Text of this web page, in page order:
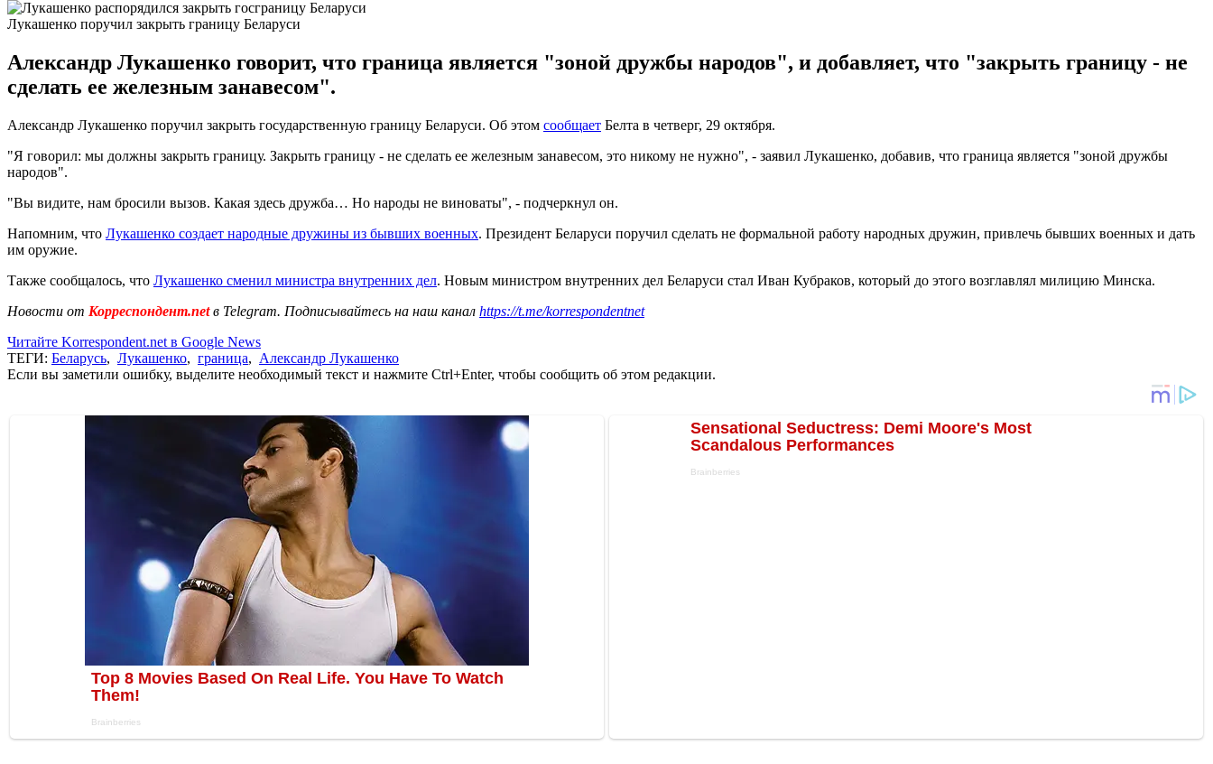
Лукашенко поручил закрыть границу Беларуси
Александр Лукашенко говорит, что граница является "зоной дружбы народов", и добавляет, что "закрыть границу - не
сделать ее железным занавесом".
Александр Лукашенко поручил закрыть государственную границу Беларуси. Об этом сообщает Белта в четверг, 29 октября.
"Я говорил: мы должны закрыть границу. Закрыть границу - не сделать ее железным занавесом, это никому не нужно", - заявил Лукашенко, добавив, что граница является "зоной дружбы
народов".
"Вы видите, нам бросили вызов. Какая здесь дружба… Но народы не виноваты", - подчеркнул он.
Напомним, что Лукашенко создает народные дружины из бывших военных. Президент Беларуси поручил сделать не формальной работу народных дружин, привлечь бывших военных и дать
им оружие.
Также сообщалось, что Лукашенко сменил министра внутренних дел. Новым министром внутренних дел Беларуси стал Иван Кубраков, который до этого возглавлял милицию Минска.
Новости от Корреспондент.netв Telegram. Подписывайтесь на наш канал https://t.me/korrespondentnet
Читайте Korrespondent.net в Google News
ТЕГИ: Беларусь, Лукашенко, граница, Александр Лукашенко
Если вы заметили ошибку, выделите необходимый текст и нажмите Ctrl+Enter, чтобы сообщить об этом редакции.